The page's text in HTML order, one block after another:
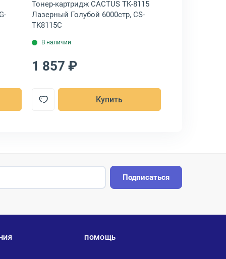
Тонер-картридж CACTUS TK-8115
Лазерный Голубой 6000стр, CS-
TK8115C
В наличии
1 857 ₽
Купить
Подписаться
ПОМОЩЬ